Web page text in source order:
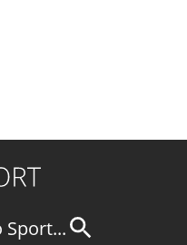
Sport...